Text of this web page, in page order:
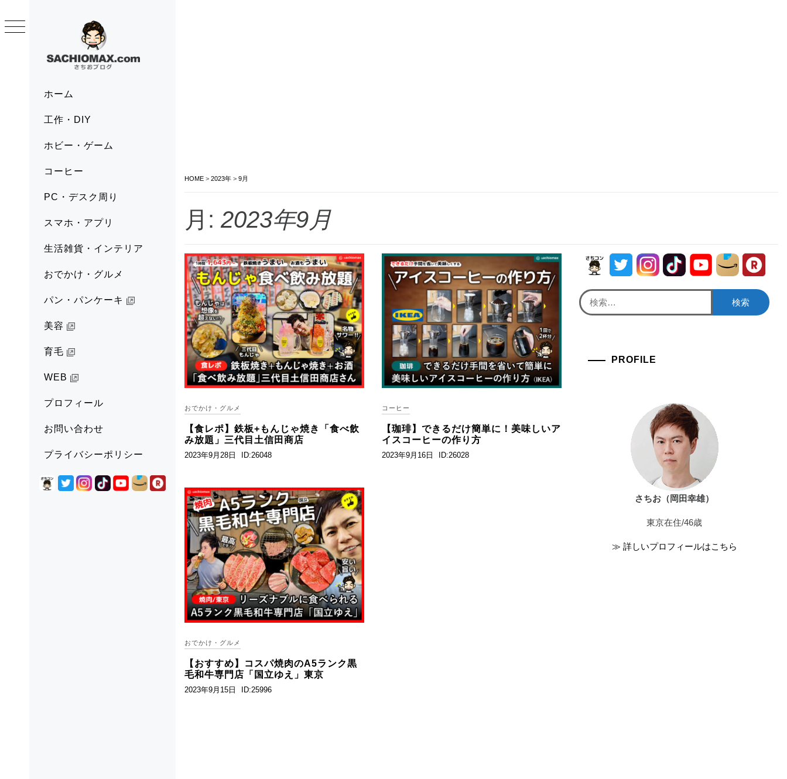
ホーム
工作・DIY
ホビー・ゲーム
コーヒー
PC・デスク周り
スマホ・アプリ
生活雑貨・インテリア
おでかけ・グルメ
パン・パンケーキ
美容
育毛
WEB
プロフィール
お問い合わせ
プライバシーポリシー
to
HOME > 2023年 > 9月
月: 2023年9月
おでかけ・グルメ
【食レポ】鉄板+もんじゃ焼き「食べ飲
み放題」三代目土信田商店
2023年9月28日 ID:26048
コーヒー
【珈琲】できるだけ簡単に！美味しいア
イスコーヒーの作り方
2023年9月16日 ID:26028
おでかけ・グルメ
【おすすめ】コスパ焼肉のA5ランク黒
毛和牛専門店「国立ゆえ」東京
2023年9月15日 ID:25996
検
索:
PROFILE
さちお（岡田幸雄）
東京在住/46歳
≫ 詳しいプロフィールはこちら